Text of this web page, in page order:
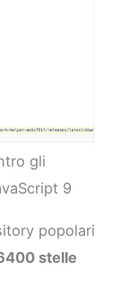
gli
9
popolari
stelle